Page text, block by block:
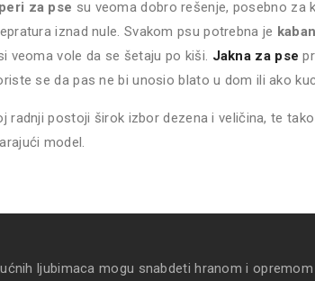
za pse su veoma dobro rešenje, posebno za
iznad nule. Svakom psu potrebna je
veoma vole da se šetaju po kiši. Jakna za pse
se da pas ne bi unosio blato u dom ili ako
radnji postoji širok izbor dezena i veličina, te
model.
ljubimaca mogu snabdeti hranom i